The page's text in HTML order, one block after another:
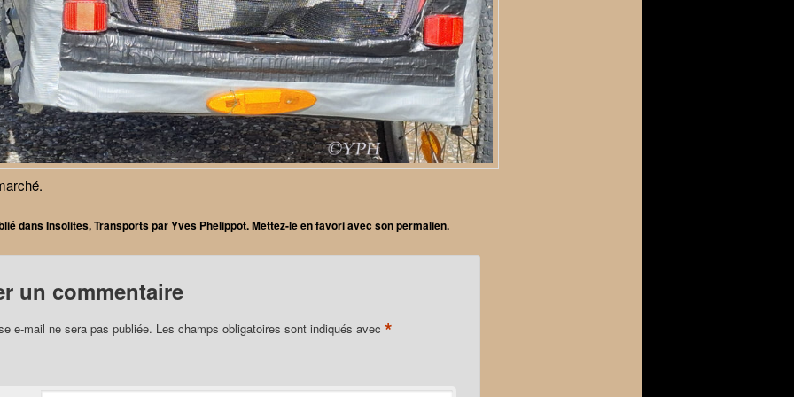
dansInsolites,TransportsparYves Phelippot. Mettez-le en favori avec sonpermalien.
un commentaire
e-mail ne sera pas publiée. Les champs obligatoires sont indiqués avec *